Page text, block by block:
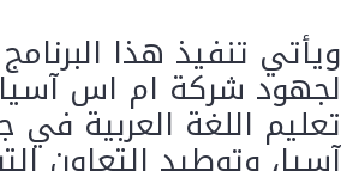
ويأتي تنفيذ هذا
لجهود شركة ام اس
تعليم اللغة العربية